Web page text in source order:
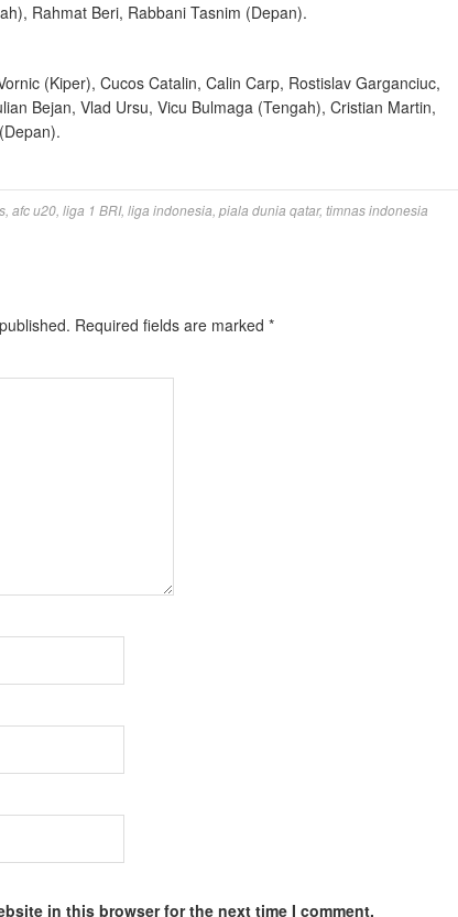
Rahmat Beri, Rabbani Tasnim (Depan).
(Kiper), Cucos Catalin, Calin Carp, Rostislav Garganciuc,
Bejan, Vlad Ursu, Vicu Bulmaga (Tengah), Cristian Martin,
afc u20 liga 1 BRI, liga indonesia piala dunia qatar, timnas indonesia
Required fields are marked *
in this browser for the next time I comment.